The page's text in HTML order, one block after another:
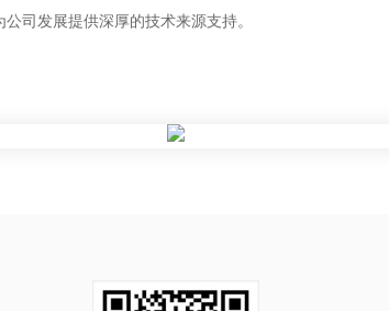
司发展提供深厚的技术来源支持。